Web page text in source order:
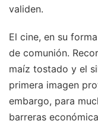
validen.
El cine, en su
de comunión.
maíz tostado y el
primera imagen
embargo, para
barreras